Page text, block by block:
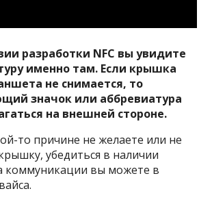
разработки NFC вы увидите
именно там. Если крышка
не снимается, то
значок или аббревиатура
на внешней стороне.
то причине не желаете или не
убедиться в наличии
коммуникации вы можете в